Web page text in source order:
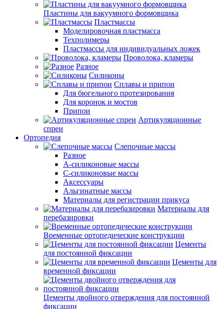
Пластины для вакуумного формовщика
Пластмассы
Моделировочная пластмасса
Техполимеры
Пластмассы для индивидуальных ложек
Проволока, кламеры
Разное
Силиконы
Сплавы и припои
Для бюгельного протезирования
Для коронок и мостов
Припои
Артикуляционные
спреи
Ортопедия
Слепочные массы
Разное
А-силиконовые массы
С-силиконовые массы
Аксессуары
Альгинатные массы
Материалы для регистрации прикуса
Материалы для
перебазировки
Временные ортопедические конструкции
Цементы
для постоянной фиксации
Цементы для
временной фиксации
Цементы двойного отверждения для постоянной
фиксации